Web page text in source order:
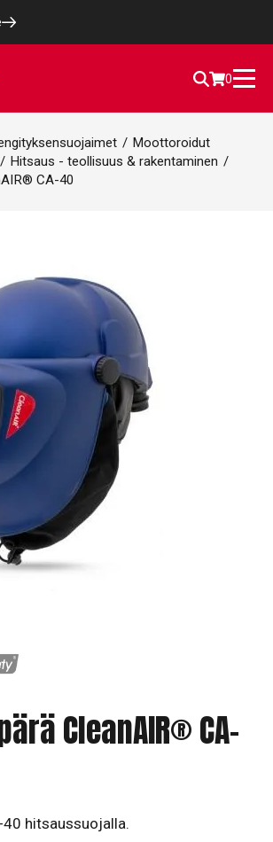
0
/ Moottoroidut
/ Hitsaus - teollisuus & rakentaminen /
CA-40
CleanAIR® CA-
40 hitsaussuojalla.